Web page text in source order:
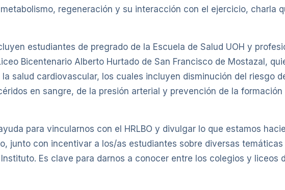
regeneración y su interacción con el ejercicio, charla
estudiantes de pregrado de la Escuela de Salud UOH y
Bicentenario Alberto Hurtado de San Francisco de Mostazal,
salud cardiovascular, los cuales incluyen disminución del riesgo
en sangre, de la presión arterial y prevención de la
para vincularnos con el HRLBO y divulgar lo que estamos
junto con incentivar a los/as estudiantes sobre diversas
Es clave para darnos a conocer entre los colegios y liceos